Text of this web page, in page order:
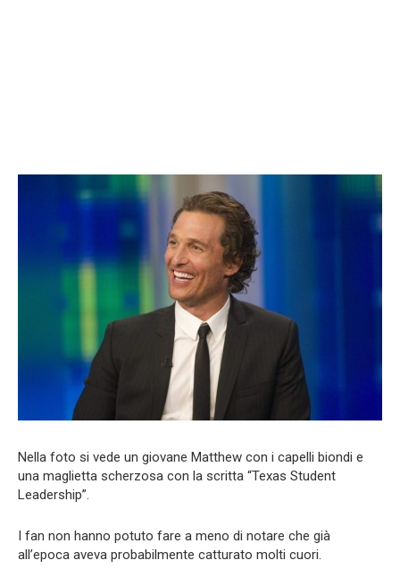
Nella foto si vede un giovane Matthew con i capelli biondi e
una maglietta scherzosa con la scritta “Texas Student
Leadership”.
I fan non hanno potuto fare a meno di notare che già
all’epoca aveva probabilmente catturato molti cuori.